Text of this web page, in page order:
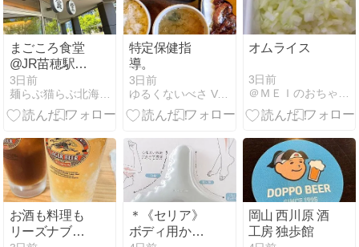
＆スコーンの
『カラフルク
リーム』
まごころ食堂
@JR苗穂駅エ
リア
3日前
麺らぶ猫らぶ北海道らぶ\(^O^)／
特定保健指
導。
3日前
ゆるくないべさ Vol.2
オムライス
3日前
＠ＭＥＩのおちゃらけ日記
お酒も料理も
リーズナブ
＊《セリア》
ボディ用かっ
岡山 西川原 酒
工房 独歩館